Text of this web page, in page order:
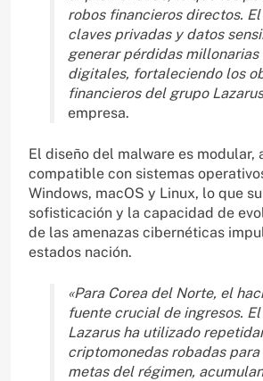
robos financieros directos.
claves privadas y datos
generar pérdidas millonarias
digitales, fortaleciendo los
financieros del grupo
empresa.
El diseño del malware es modular,
compatible con sistemas
Windows, macOS y Linux, lo que
sofisticación y la capacidad de
de las amenazas cibernéticas
estados nación.
«Para Corea del Norte, el
fuente crucial de ingresos.
Lazarus ha utilizado
criptomonedas robadas
metas del régimen,